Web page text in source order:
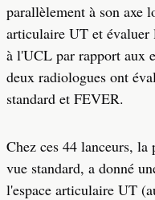
parallèlement à son axe
articulaire UT et évaluer
à l'UCL par rapport aux
deux radiologues ont
standard et FEVER.
Chez ces 44 lanceurs,
vue standard, a donné
l'espace articulaire UT